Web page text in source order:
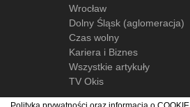
Wrocław
Dolny Śląsk (aglomeracja)
Czas wolny
Kariera i Biznes
Wszystkie artykuły
TV Okis